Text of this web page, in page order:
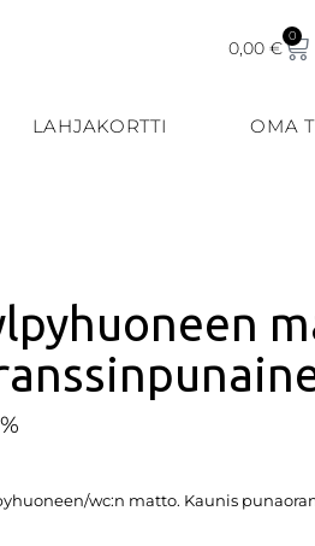
0,00€
0
LAHJAKORTTI OMA
wc:n matto. Kaunis